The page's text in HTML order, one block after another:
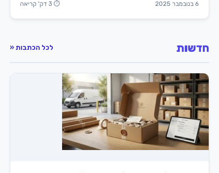
6 בנובמבר 2025 ⏱ 3 דק' קריאה
חדשות לכל הכתבות «